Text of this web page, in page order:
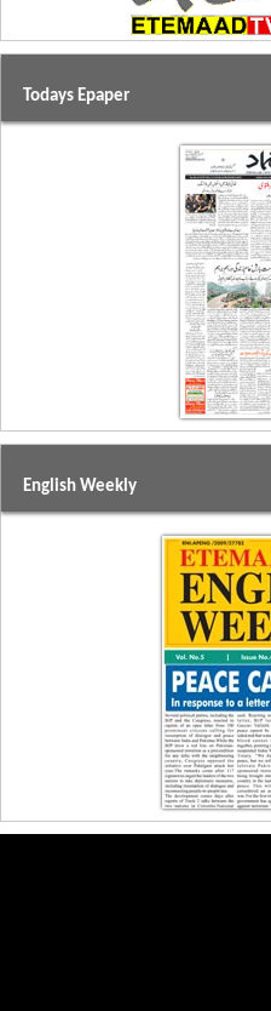
Todays Epaper
English Weekly